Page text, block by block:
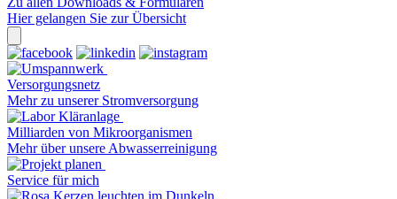
Hier gelangen Sie zur Übersicht
Versorgungsnetz
Mehr zu unserer Stromversorgung
Milliarden von Mikroorganismen
Mehr über unsere Abwasserreinigung
Service für mich